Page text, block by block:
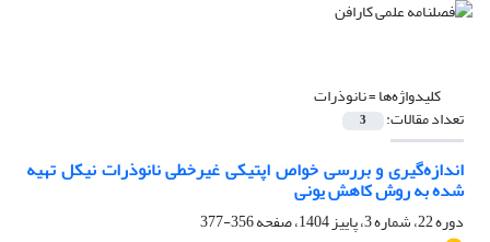
کلیدواژه‌ها =نانوذرات
تعداد مقالات: 3
اندازه‌گیری و بررسی خواص اپتیکی غیرخطی نانوذرات نیکل تهیه
شده به روش کاهش یونی
دوره 22، شماره 3، پاییز 1404، صفحه
356-377